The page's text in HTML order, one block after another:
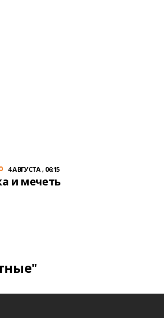
4 АВГУСТА , 06:15
и мечеть